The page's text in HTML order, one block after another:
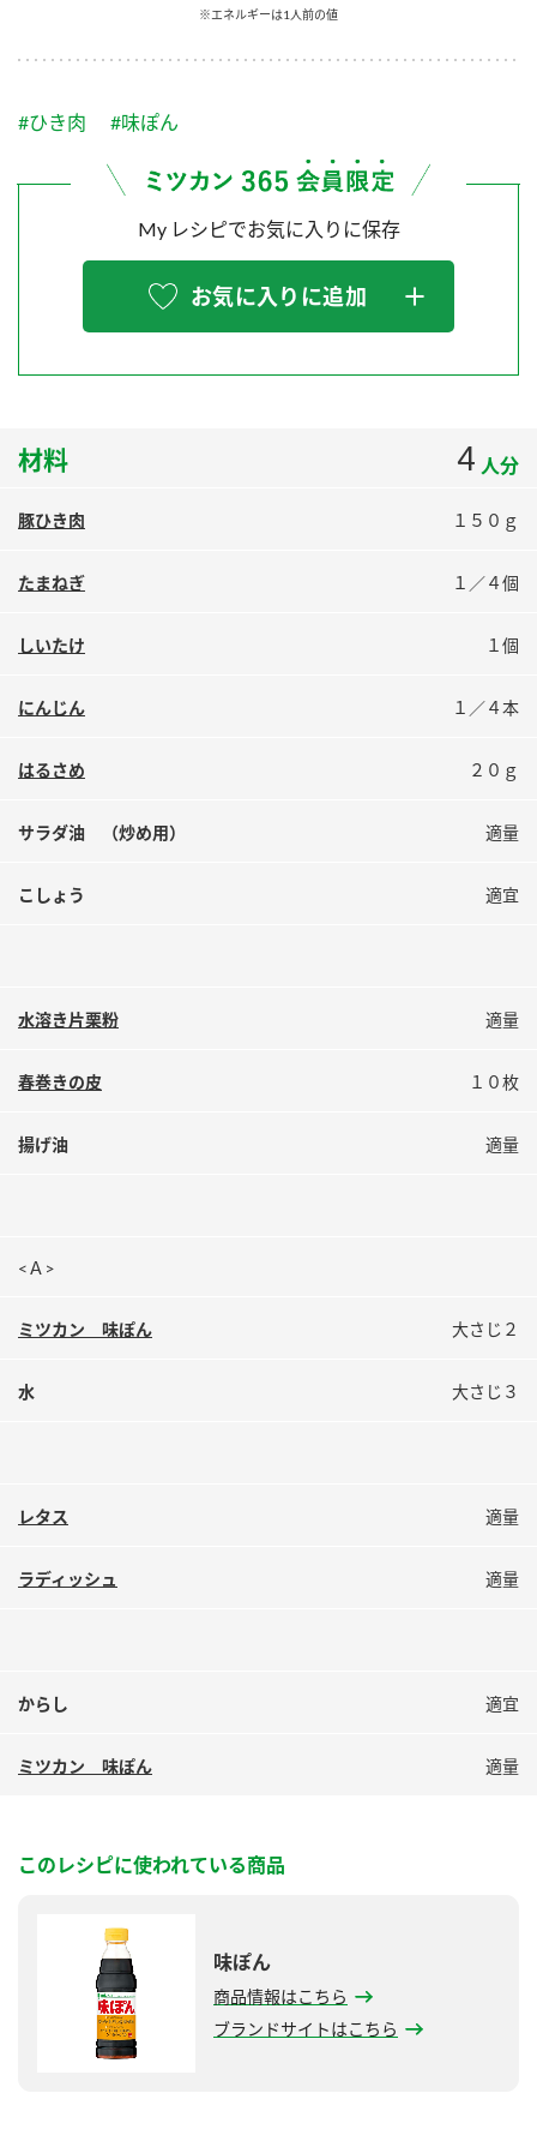
ふりかけ
炊き込みご飯の素 米飯用調味液
つゆ
PIN印
スペシャルサイト
お酢を知ろう！
ぽん酢サワー
鍋奉行マニュアル
ミツカンのCM
ミツカンの歴史
ZENB initiative
MIM（ミツカンミュージアム）
各部門が大切にしていること
販売終了製品のご案内
よくあるご質問
地図から取り扱い店舗を探す
検索
業務用サイト ミツカングループについて 製造所固有記号一覧
※エネルギーは1人前の値
#ひき肉 #味ぽん
My レシピでお気に入りに保存
お気に入りに追加
材料 4 人分
豚ひき肉 １５０ｇ
たまねぎ １／４個
しいたけ １個
にんじん １／４本
はるさめ ２０ｇ
サラダ油 （炒め用） 適量
こしょう 適宜
水溶き片栗粉 適量
春巻きの皮 １０枚
揚げ油 適量
<Ａ>
ミツカン 味ぽん 大さじ２
水 大さじ３
レタス 適量
ラディッシュ 適量
からし 適宜
ミツカン 味ぽん 適量
このレシピに使われている商品
味ぽん
商品情報はこちら
ブランドサイトはこちら